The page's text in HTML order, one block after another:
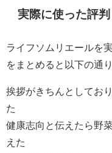
実際に使った評判
ライフソムリエールを
をまとめると以下の通り
挨拶がきちんとしてお
た
健康志向と伝えたら野
えた